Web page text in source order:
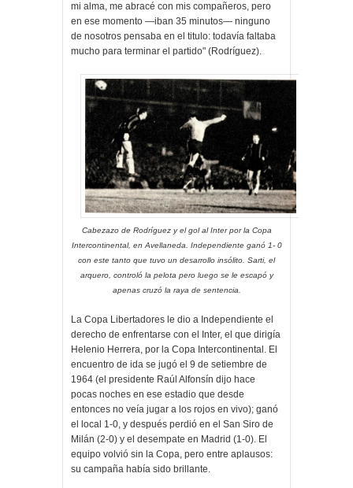
mi alma, me abracé con mis compañeros, pero
en ese momento —iban 35 minutos— ninguno
de nosotros pensaba en el titulo: todavía faltaba
mucho para terminar el partido" (Rodríguez).
Cabezazo de Rodríguez y el gol al Inter por la Copa
Intercontinental, en Avellaneda. Independiente ganó 1- 0
con este tanto que tuvo un desarrollo insólito. Sarti, el
arquero, controló la pelota pero luego se le escapó y
apenas cruzó la raya de sentencia.
La Copa Libertadores le dio a Independiente el
derecho de enfrentarse con el Inter, el que dirigía
Helenio Herrera, por la Copa Intercontinental. El
encuentro de ida se jugó el 9 de setiembre de
1964 (el presidente Raúl Alfonsín dijo hace
pocas noches en ese estadio que desde
entonces no veía jugar a los rojos en vivo); ganó
el local 1-0, y después perdió en el San Siro de
Milán (2-0) y el desempate en Madrid (1-0). El
equipo volvió sin la Copa, pero entre aplausos:
su campaña había sido brillante.